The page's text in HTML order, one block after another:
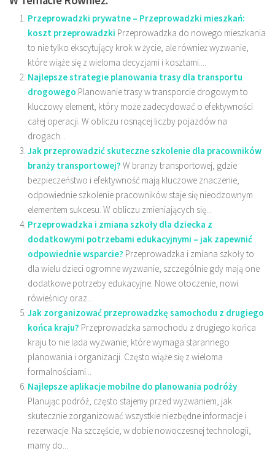
Przeprowadzki prywatne – Przeprowadzki mieszkań:
koszt przeprowadzki Przeprowadzka do nowego mieszkania
to nie tylko ekscytujący krok w życie, ale również wyzwanie,
które wiąże się z wieloma decyzjami i kosztami....
Najlepsze strategie planowania trasy dla transportu
drogowego Planowanie trasy w transporcie drogowym to
kluczowy element, który może zadecydować o efektywności
całej operacji. W obliczu rosnącej liczby pojazdów na
drogach...
Jak przeprowadzić skuteczne szkolenie dla pracowników
branży transportowej? W branży transportowej, gdzie
bezpieczeństwo i efektywność mają kluczowe znaczenie,
odpowiednie szkolenie pracowników staje się nieodzownym
elementem sukcesu. W obliczu zmieniających się...
Przeprowadzka i zmiana szkoły dla dziecka z
dodatkowymi potrzebami edukacyjnymi – jak zapewnić
odpowiednie wsparcie? Przeprowadzka i zmiana szkoły to
dla wielu dzieci ogromne wyzwanie, szczególnie gdy mają one
dodatkowe potrzeby edukacyjne. Nowe otoczenie, nowi
rówieśnicy oraz...
Jak zorganizować przeprowadzkę samochodu z drugiego
końca kraju? Przeprowadzka samochodu z drugiego końca
kraju to nie lada wyzwanie, które wymaga starannego
planowania i organizacji. Często wiąże się z wieloma
formalnościami...
Najlepsze aplikacje mobilne do planowania podróży
Planując podróż, często stajemy przed wyzwaniem, jak
skutecznie zorganizować wszystkie niezbędne informacje i
rezerwacje. Na szczęście, w dobie nowoczesnej technologii,
mamy do...